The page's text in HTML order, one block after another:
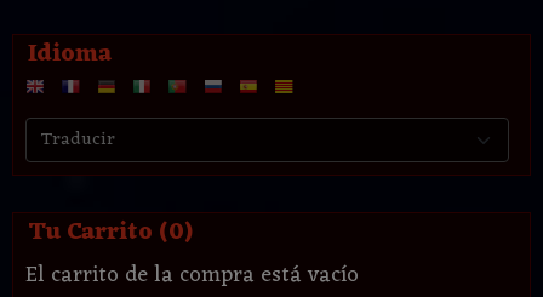
Idioma
Tu Carrito (0)
El carrito de la compra está vacío